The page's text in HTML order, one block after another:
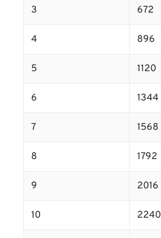
3 672
4 896
5 1120
6 1344
7 1568
8 1792
9 2016
10 2240